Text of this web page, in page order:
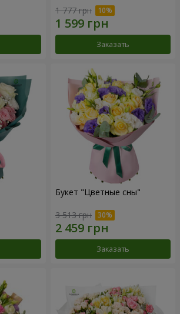
1 777 грн
Заказать
Букет "Цветные сны"
3 513 грн
Заказать